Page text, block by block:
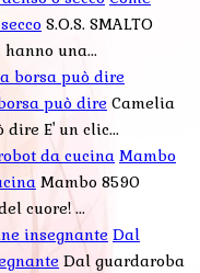
S.O.S. SMALTO
hanno una...
può dire Camelia
dire E' un clic...
Mambo
Mambo 8590
cuore! ...
Dal
Dal guardaroba